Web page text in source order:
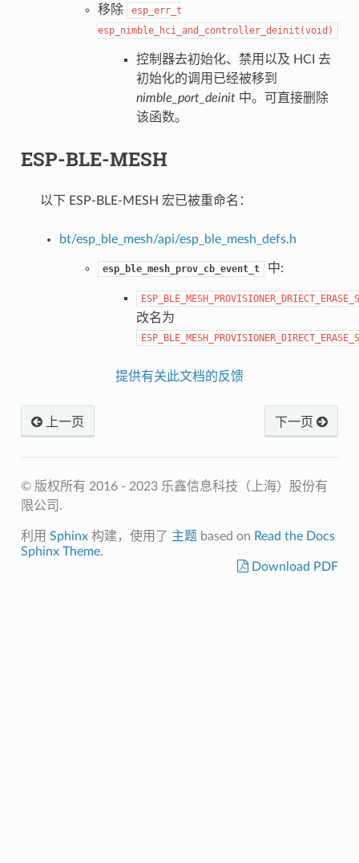
移除
esp_err_t
esp_nimble_hci_and_controller_deinit(void)
控制器去初始化、禁用以及 HCI 去
初始化的调用已经被移到
nimble_port_deinit中。可直接删除
该函数。
ESP-BLE-MESH
以下 ESP-BLE-MESH 宏已被重命名：
bt/esp_ble_mesh/api/esp_ble_mesh_defs.h
esp_ble_mesh_prov_cb_event_t 中:
改名为
提供有关此文档的反馈
上一页 下一页
© 版权所有 2016 - 2023 乐鑫信息科技（上海）股份有
限公司.
利用 Sphinx构建，使用了 主题 based on Read the Docs
Sphinx Theme.
Download PDF